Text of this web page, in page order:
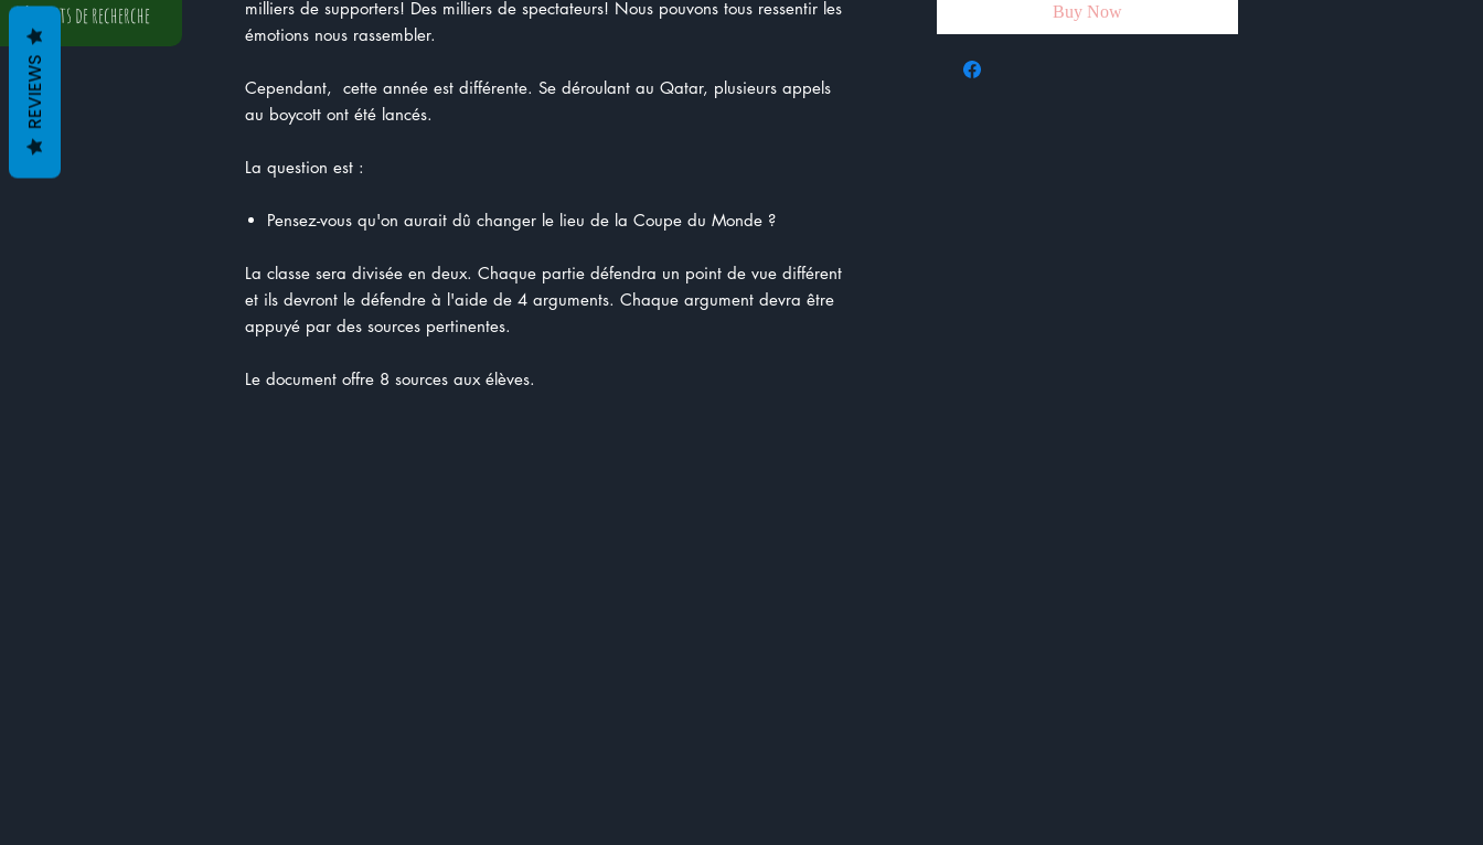
milliers de supporters! Des milliers de spectateurs! Nous pouvons tous ressentir les
émotions nous rassembler.
Cependant, cette année est différente. Se déroulant au Qatar, plusieurs appels
au boycott ont été lancés.
La question est :
Pensez-vous qu'on aurait dû changer le lieu de la Coupe du Monde ?
La classe sera divisée en deux. Chaque partie défendra un point de vue différent
et ils devront le défendre à l'aide de 4 arguments. Chaque argument devra être
appuyé par des sources pertinentes.
Le document offre 8 sources aux élèves.
Buy Now
Résultats de recherche
REVIEWS